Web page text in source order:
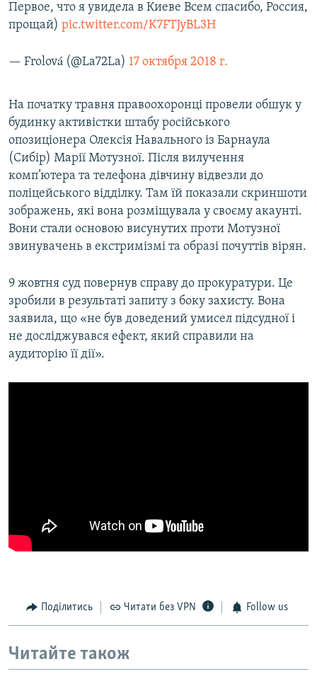
Первое, что я увидела в Киеве Всем спасибо, Россия,
прощай) pic.twitter.com/K7FTJyBL3H
— Frolová (@La72La) 17 октября 2018 г.
На початку травня правоохоронці провели обшук у
будинку активістки штабу російського
опозиціонера Олексія Навального із Барнаула
(Сибір) Марії Мотузної. Після вилучення
комп’ютера та телефона дівчину відвезли до
поліцейського відділку. Там їй показали скриншоти
зображень, які вона розміщувала у своєму акаунті.
Вони стали основою висунутих проти Мотузної
звинувачень в екстримізмі та образі почуттів вірян.
9 жовтня суд повернув справу до прокуратури. Це
зробили в результаті запиту з боку захисту. Вона
заявила, що «не був доведений умисел підсудної і
не досліджувався ефект, який справили на
аудиторію її дії».
Поділитись Читати без VPN Follow us
Читайте також